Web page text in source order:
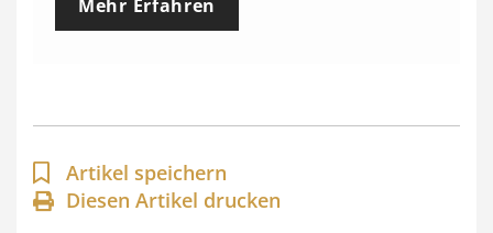
p
a
n
Mehr Erfahren
Artikel speichern
Diesen Artikel drucken